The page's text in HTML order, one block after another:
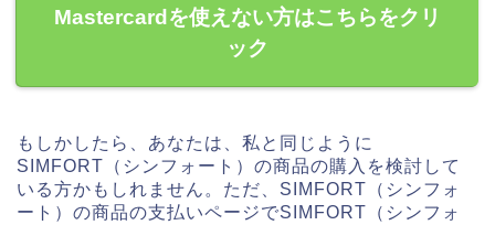
Mastercardを使えない方はこちらをクリ
ック
もしかしたら、あなたは、私と同じように
SIMFORT（シンフォート）の商品の購入を検討して
いる方かもしれません。ただ、SIMFORT（シンフォ
ート）の商品の支払いページでSIMFORT（シンフォ